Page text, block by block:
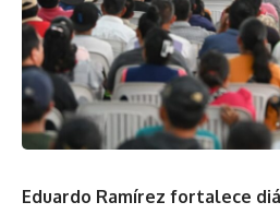
Eduardo Ramírez fortalece